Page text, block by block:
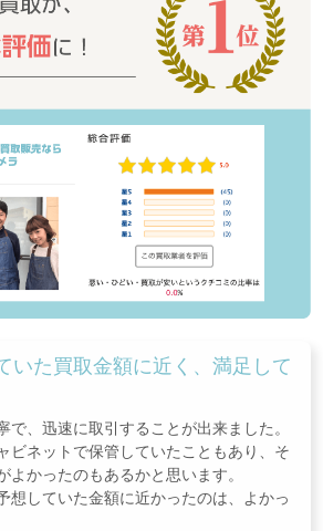
いた買取金額に近く、満足して
で、迅速に取引することが出来ました。
ビネットで保管していたこともあり、そ
よかったのもあるかと思います。
想していた金額に近かったのは、よかっ